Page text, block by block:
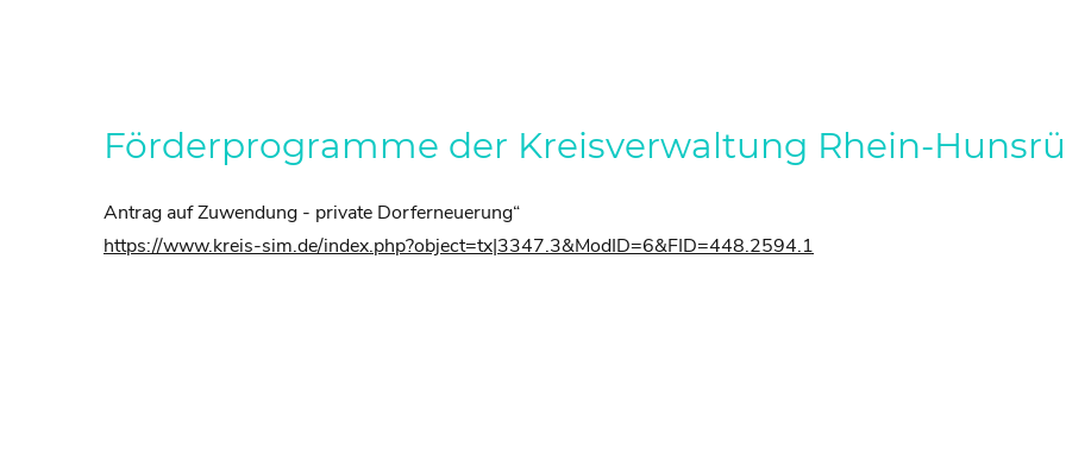
Förderprogramme der Kreisverwaltung Rhein-
Antrag auf Zuwendung - private Dorferneuerung“
https://www.kreis-sim.de/index.php?object=tx|3347.3&ModID=6&FID=448.2594.1